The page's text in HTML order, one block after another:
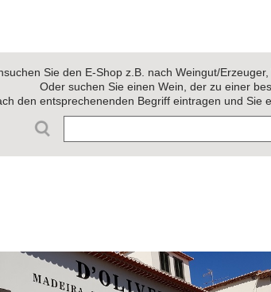
Sie den E-Shop z.B. nach Weingut/
Oder suchen Sie einen Wein, der zu einer
den entsprechenenden Begriff eintragen und Sie